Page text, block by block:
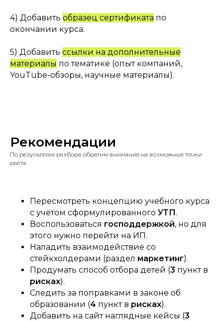
4) Добавить образец сертификата по
окончании курса.
5) Добавить ссылки на дополнительные
материалы по тематике (опыт компаний,
YouTube-обзоры, научные материалы).
Рекомендации
По результатам разбора обратим внимание на возможные точки
роста.
Пересмотреть концепцию учебного курса
с учётом сформулированного УТП.
Воспользоваться господдержкой, но для
этого нужно перейти на ИП.
Наладить взаимодействие со
стейкхолдерами (раздел маркетинг).
Продумать способ отбора детей (3 пункт в
рисках).
Следить за поправками в законе об
образовании (4 пункт в рисках).
Добавить на сайт наглядные кейсы (3